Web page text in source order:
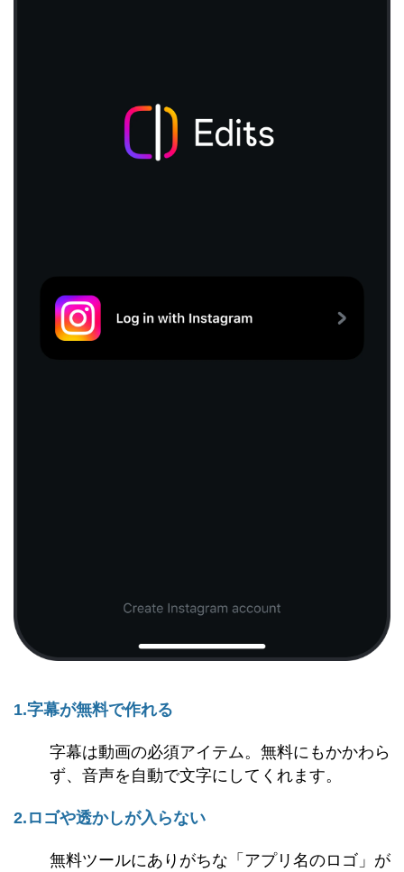
1.字幕が無料で作れる
字幕は動画の必須アイテム。無料にもかかわら
ず、音声を自動で文字にしてくれます。
2.ロゴや透かしが入らない
無料ツールにありがちな「アプリ名のロゴ」が